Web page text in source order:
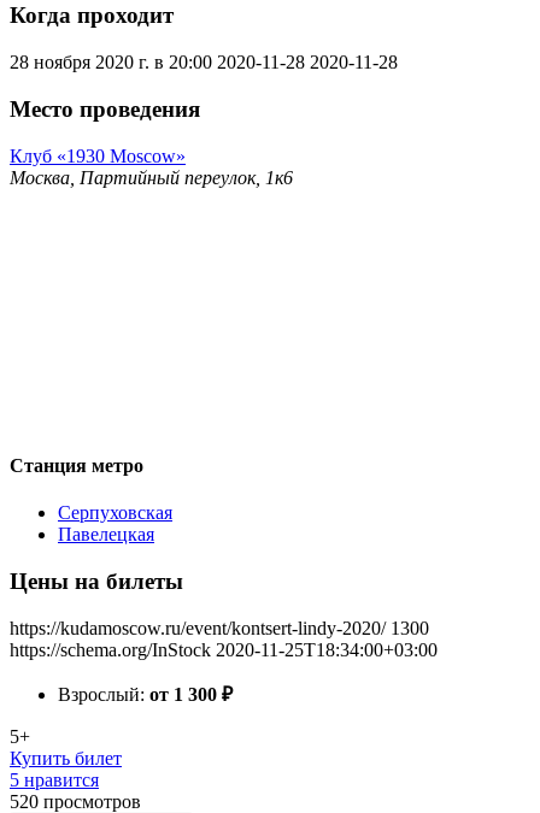
Когда проходит
28 ноября 2020 г. в 20:00 2020-11-28 2020-11-28
Место проведения
Клуб «1930 Moscow»
Москва, Партийный переулок, 1к6
Станция метро
Серпуховская
Павелецкая
Цены на билеты
https://kudamoscow.ru/event/kontsert-lindy-2020/ 1300
https://schema.org/InStock 2020-11-25T18:34:00+03:00
Взрослый: от 1 300 ₽
5+
Купить билет
5 нравится
520 просмотров